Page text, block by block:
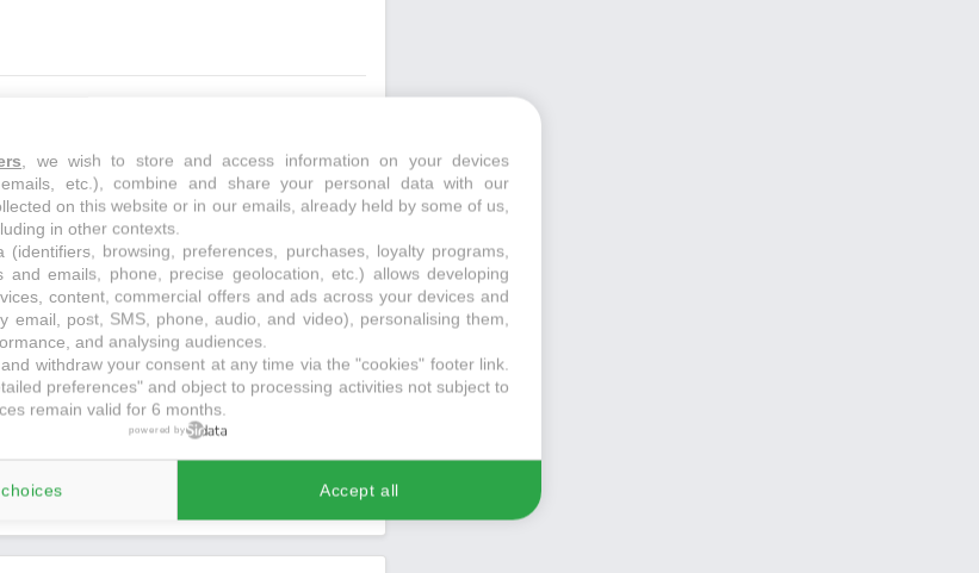
, we wish to store and access information on your devices
etc.), combine and share your personal data with our
on this website or in our emails, already held by some of us,
in other contexts.
(identifiers, browsing, preferences, purchases, loyalty programs,
and emails, phone, precise geolocation, etc.) allows developing
content, commercial offers and ads across your devices and
email, post, SMS, phone, audio, and video), personalising them,
and analysing audiences.
withdraw your consent at any time via the "cookies" footer link.
preferences" and object to processing activities not subject to
remain valid for 6 months.
powered by
Accept all